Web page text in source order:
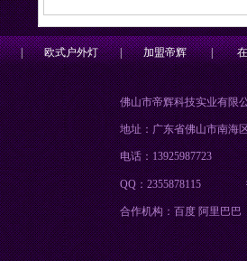
| 欧式户外灯 | 加盟帝辉 |
佛山市帝辉科技实业有限
地址：广东省佛山市南海
电话：13925987723
QQ：2355878115
合作机构：百度 阿里巴巴